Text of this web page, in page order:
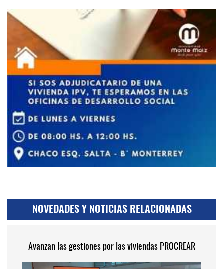
NOVEDADES Y NOTICIAS RELACIONADAS
Avanzan las gestiones por las viviendas PROCREAR